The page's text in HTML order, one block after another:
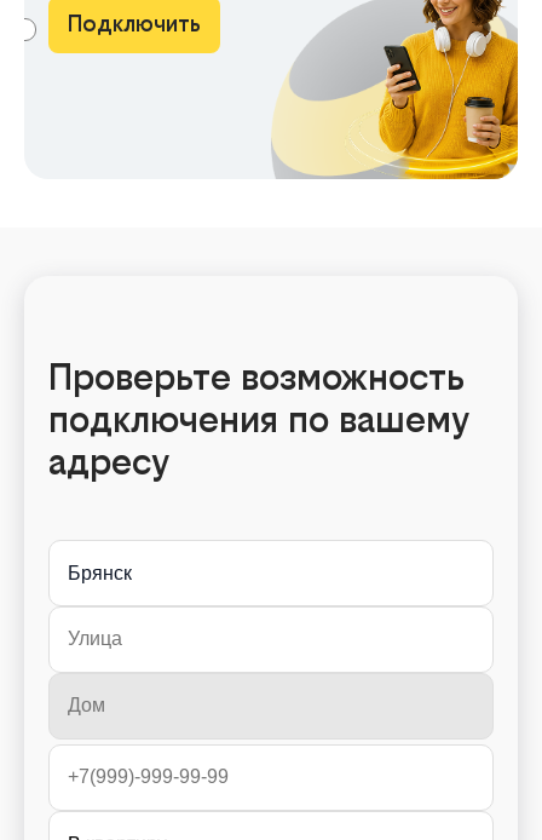
Подключить
Проверьте возможность
подключения по вашему
адресу
Брянск